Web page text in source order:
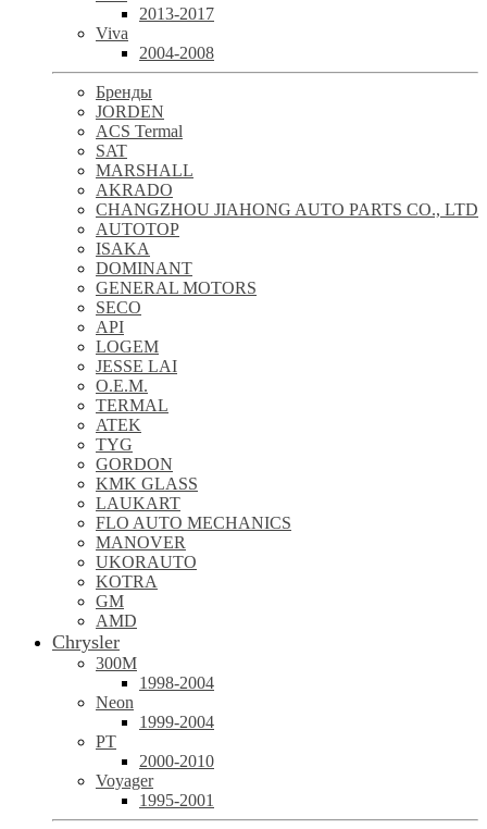
2013-2017
Viva
2004-2008
Бренды
JORDEN
ACS Termal
SAT
MARSHALL
AKRADO
CHANGZHOU JIAHONG AUTO PARTS CO., LTD
AUTOTOP
ISAKA
DOMINANT
GENERAL MOTORS
SECO
API
LOGEM
JESSE LAI
O.E.M.
TERMAL
ATEK
TYG
GORDON
KMK GLASS
LAUKART
FLO AUTO MECHANICS
MANOVER
UKORAUTO
KOTRA
GM
AMD
Chrysler
300M
1998-2004
Neon
1999-2004
PT
2000-2010
Voyager
1995-2001